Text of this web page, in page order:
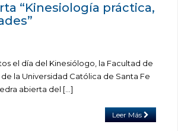
“Kinesiología práctica,
el día del Kinesiólogo, la Facultad de
la Universidad Católica de Santa Fe
abierta del […]
Leer Más